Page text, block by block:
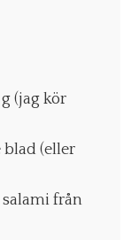
(jag kör
blad (eller
från